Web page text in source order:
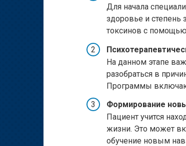
Для начала
здоровье и степень
токсинов с
На данном этапе
разобраться в
Программы
Формирование
Пациент учится
жизни. Это может
обучение новым